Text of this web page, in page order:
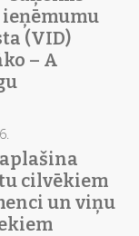
(VID)
– A
cilvēkiem
un viņu